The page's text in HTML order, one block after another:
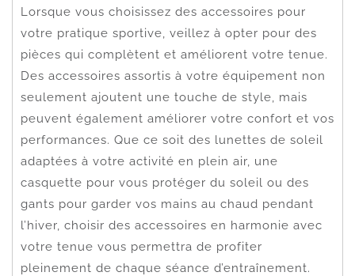
Lorsque vous choisissez des accessoires pour
votre pratique sportive, veillez à opter pour des
pièces qui complètent et améliorent votre tenue.
Des accessoires assortis à votre équipement non
seulement ajoutent une touche de style, mais
peuvent également améliorer votre confort et vos
performances. Que ce soit des lunettes de soleil
adaptées à votre activité en plein air, une
casquette pour vous protéger du soleil ou des
gants pour garder vos mains au chaud pendant
l’hiver, choisir des accessoires en harmonie avec
votre tenue vous permettra de profiter
pleinement de chaque séance d’entraînement.